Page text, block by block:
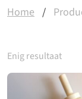
Home /
Enig resultaat